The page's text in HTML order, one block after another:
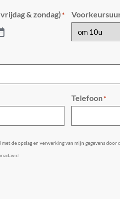
& zondag)*
Telefoon*
de opslag en verwerking van mijn gegevens door